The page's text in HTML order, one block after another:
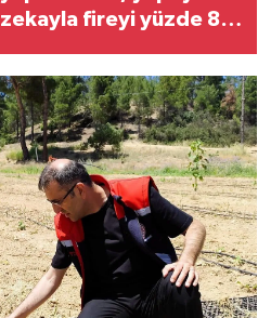
zekayla fireyi yüzde 80